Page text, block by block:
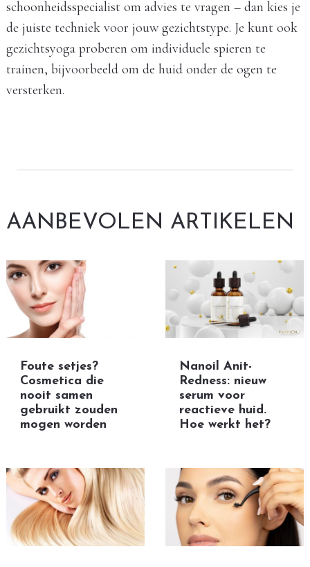
schoonheidsspecialist om advies te vragen – dan kies je
de juiste techniek voor jouw gezichtstype. Je kunt ook
gezichtsyoga proberen om individuele spieren te
trainen, bijvoorbeeld om de huid onder de ogen te
versterken.
AANBEVOLEN ARTIKELEN
Foute setjes?
Cosmetica die
nooit samen
gebruikt zouden
mogen worden
Nanoil Anit-
Redness: nieuw
serum voor
reactieve huid.
Hoe werkt het?